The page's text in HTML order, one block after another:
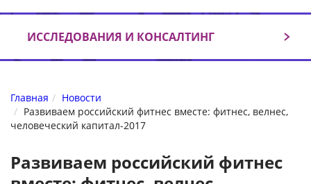
ИССЛЕДОВАНИЯ И КОНСАЛТИНГ
Главная
Новости
Развиваем российский фитнес вместе: фитнес, велнес,
человеческий капитал-2017
Развиваем российский фитнес